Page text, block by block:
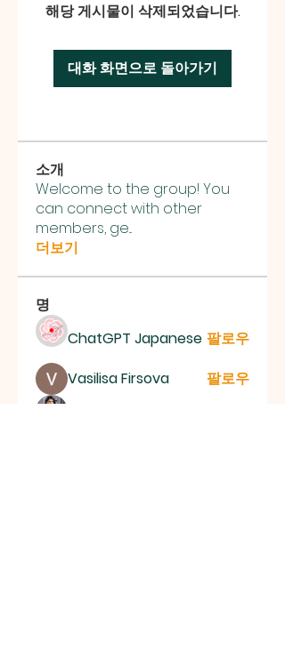
해당 게시물이 삭제되었습니다.
대화 화면으로 돌아가기
소개
Welcome to the group! You
can connect with other
members, ge...
더보기
명
ChatGPT Japanese 팔로우
Vasilisa Firsova
팔로우